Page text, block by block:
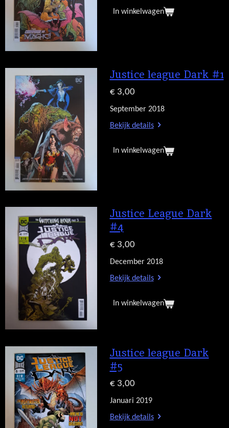
In winkelwagen
Justice league Dark #1
€ 3,00
September 2018
Bekijk details
In winkelwagen
Justice League Dark
#4
€ 3,00
December 2018
Bekijk details
In winkelwagen
Justice league Dark
#5
€ 3,00
Januari 2019
Bekijk details